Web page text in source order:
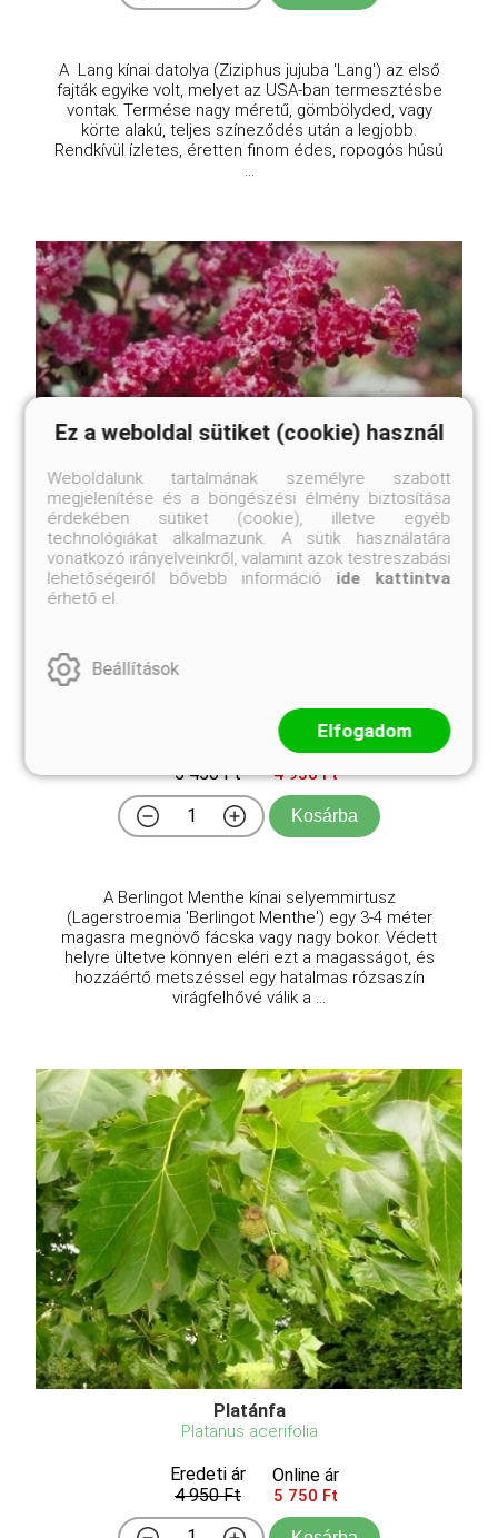
A Lang kínai datolya (Ziziphus jujuba 'Lang') az első
fajták egyike volt, melyet az USA-ban termesztésbe
vontak. Termése nagy méretű, gömbölyded, vagy
körte alakú, teljes színeződés után a legjobb.
Rendkívül ízletes, éretten finom édes, ropogós húsú
...
Lagerstroemia 'Berlingot Menthe'
5 450 Ft
Online ár
4 950 Ft
Kosárba
A Berlingot Menthe kínai selyemmirtusz
(Lagerstroemia 'Berlingot Menthe') egy 3-4 méter
magasra megnövő fácska vagy nagy bokor. Védett
helyre ültetve könnyen eléri ezt a magasságot, és
hozzáértő metszéssel egy hatalmas rózsaszín
virágfelhővé válik a ...
Platánfa
Platanus acerifolia
Eredeti ár
4 950 Ft
Online ár
5 750 Ft
Ez a weboldal sütiket (cookie) használ
Weboldalunk tartalmának személyre szabott
megjelenítése és a böngészési élmény biztosítása
érdekében sütiket (cookie), illetve egyéb
technológiákat alkalmazunk. A sütik használatára
vonatkozó irányelveinkről, valamint azok testreszabási
lehetőségeiről bővebb információ ide kattintva
érhető el.
Beállítások
Elfogadom